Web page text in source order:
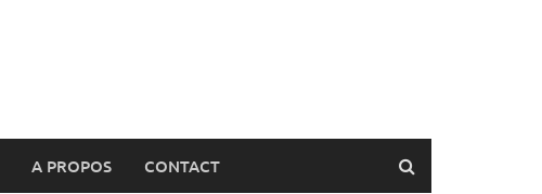
A PROPOS CONTACT